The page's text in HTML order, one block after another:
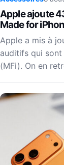
Apple ajoute
Made for
Apple a mis à
auditifs qui
(MFi). On en